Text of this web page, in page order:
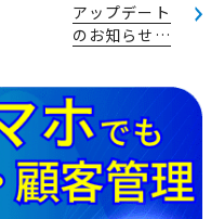
アップデート
のお知らせ…